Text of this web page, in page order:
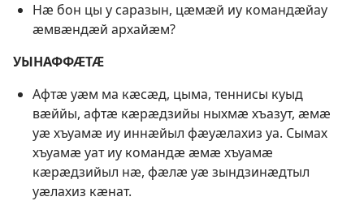
Нӕ бон цы у саразын, цӕмӕй иу командӕйау
ӕмвӕндӕй архайӕм?
УЫНАФФӔТӔ
Афтӕ уӕм ма кӕсӕд, цыма, теннисы куыд
вӕййы, афтӕ кӕрӕдзийы ныхмӕ хъазут, ӕмӕ
уӕ хъуамӕ иу иннӕйыл фӕуӕлахиз уа. Сымах
хъуамӕ уат иу командӕ ӕмӕ хъуамӕ
кӕрӕдзийыл нӕ, фӕлӕ уӕ зындзинӕдтыл
уӕлахиз кӕнат.